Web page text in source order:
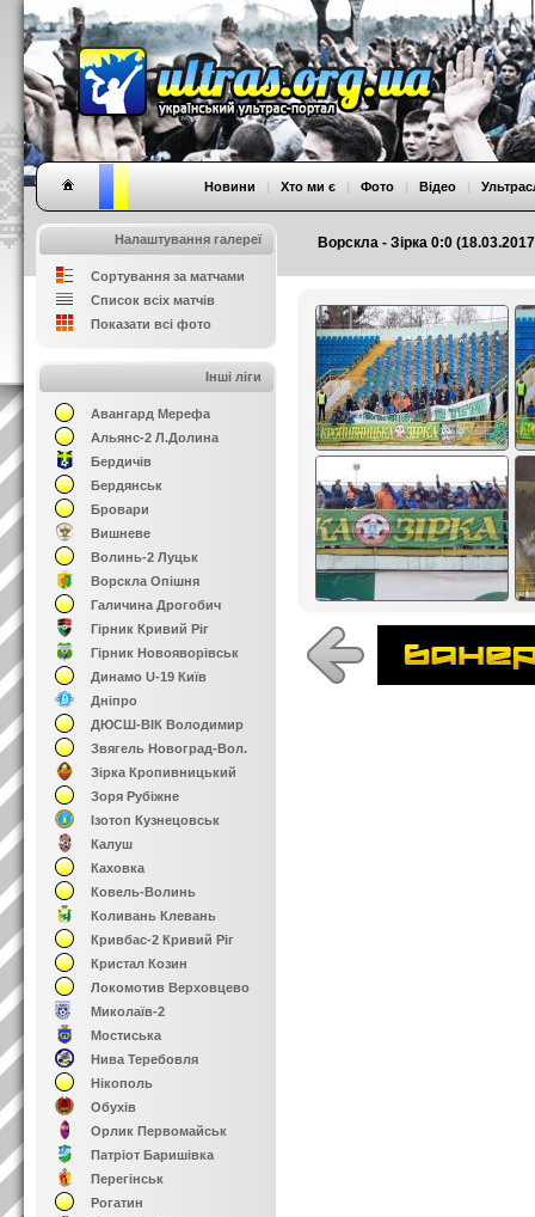
Ворскла - Зірка 0:0
Новини | Хто ми є | Фото | Відео |
Налаштування галереї
Сортування за матчами
Список всіх матчів
Показати всі фото
Інші ліги
Авангард Мерефа
Альянс-2 Л.Долина
Бердичів
Бердянськ
Бровари
Вишневе
Волинь-2 Луцьк
Ворскла Опішня
Галичина Дрогобич
Гірник Кривий Ріг
Гірник Новояворівськ
Динамо U-19 Київ
Дніпро
ДЮСШ-ВІК Володимир
Звягель Новоград-Вол.
Зірка Кропивницький
Зоря Рубіжне
Ізотоп Кузнецовськ
Калуш
Каховка
Ковель-Волинь
Коливань Клевань
Кривбас-2 Кривий Ріг
Кристал Козин
Локомотив Верховцево
Миколаїв-2
Мостиська
Нива Теребовля
Нікополь
Обухів
Орлик Первомайськ
Патріот Баришівка
Перегінськ
Рогатин